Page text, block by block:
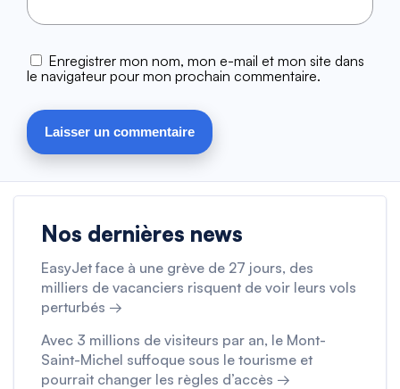
Enregistrer mon nom, mon e-mail et mon site dans
le navigateur pour mon prochain commentaire.
Nos dernières news
EasyJet face à une grève de 27 jours, des
milliers de vacanciers risquent de voir leurs vols
perturbés →
Avec 3 millions de visiteurs par an, le Mont-
Saint-Michel suffoque sous le tourisme et
pourrait changer les règles d’accès →